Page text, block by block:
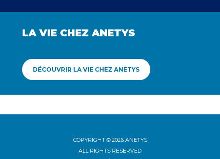
LA VIE CHEZ ANETYS
DÉCOUVRIR LA VIE CHEZ ANETYS
COPYRIGHT © 2026 ANETYS
ALL RIGHTS RESERVED